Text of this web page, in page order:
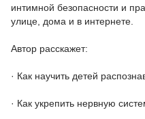
интимной безопасности и
улице, дома и в интернете.
Автор расскажет:
· Как научить детей
· Как укрепить нервную